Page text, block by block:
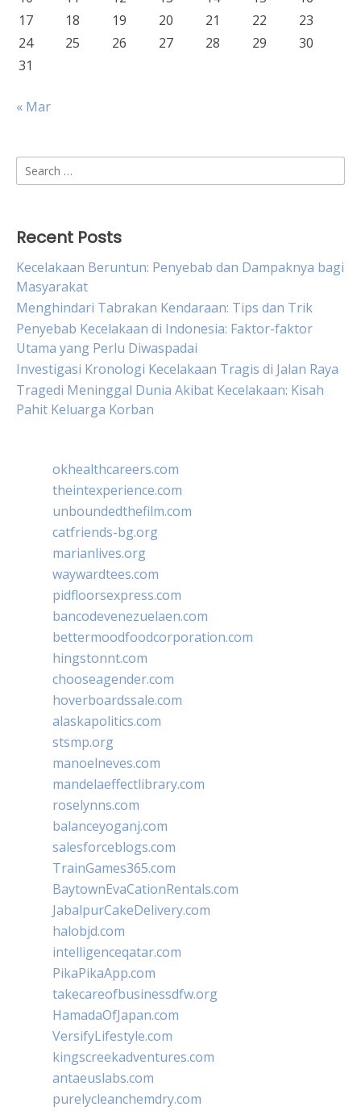
17
18 19 20 21 22
23
24
25 26 27 28 29
30
31
« Mar
Search
for:
Recent Posts
Kecelakaan Beruntun: Penyebab dan Dampaknya bagi
Masyarakat
Menghindari Tabrakan Kendaraan: Tips dan Trik
Penyebab Kecelakaan di Indonesia: Faktor-faktor
Utama yang Perlu Diwaspadai
Investigasi Kronologi Kecelakaan Tragis di Jalan Raya
Tragedi Meninggal Dunia Akibat Kecelakaan: Kisah
Pahit Keluarga Korban
okhealthcareers.com
theintexperience.com
unboundedthefilm.com
catfriends-bg.org
marianlives.org
waywardtees.com
pidfloorsexpress.com
bancodevenezuelaen.com
bettermoodfoodcorporation.com
hingstonnt.com
chooseagender.com
hoverboardssale.com
alaskapolitics.com
stsmp.org
manoelneves.com
mandelaeffectlibrary.com
roselynns.com
balanceyoganj.com
salesforceblogs.com
TrainGames365.com
BaytownEvaCationRentals.com
JabalpurCakeDelivery.com
halobjd.com
intelligenceqatar.com
PikaPikaApp.com
takecareofbusinessdfw.org
HamadaOfJapan.com
VersifyLifestyle.com
kingscreekadventures.com
antaeuslabs.com
purelycleanchemdry.com